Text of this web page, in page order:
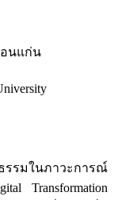
นแก่น
รรมในภาวะการณ์
Transformation